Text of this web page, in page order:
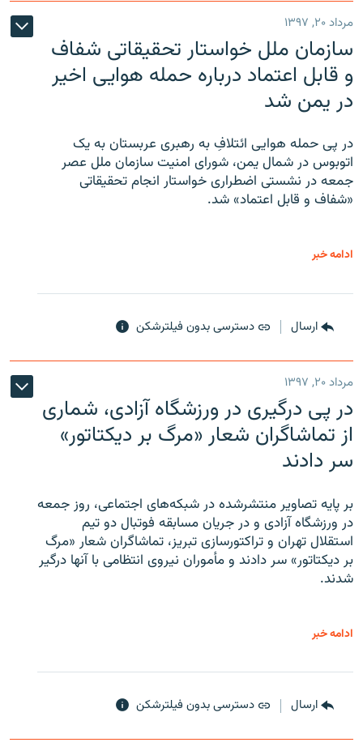
مرداد ۲۰, ۱۳۹۷
سازمان ملل خواستار تحقیقاتی شفاف
و قابل اعتماد درباره حمله هوایی اخیر
در یمن شد
در پی حمله هوایی ائتلافِ به رهبری عربستان به یک
اتوبوس در شمال یمن، شورای امنیت سازمان ملل عصر
جمعه در نشستی اضطراری خواستار انجام تحقیقاتی
«شفاف و قابل اعتماد» شد.
ادامه خبر
ارسال دسترسی بدون فیلترشکن
مرداد ۲۰, ۱۳۹۷
در پی درگیری در ورزشگاه آزادی، شماری
از تماشاگران شعار «مرگ بر دیکتاتور»
سر دادند
بر پایه تصاویر منتشرشده در شبکه‌های اجتماعی، روز جمعه
در ورزشگاه آزادی و در جریان مسابقه فوتبال دو تیم
استقلال تهران و تراکتورسازی تبریز، تماشاگران شعار «مرگ
بر دیکتاتور» سر دادند و مأموران نیروی انتظامی با آنها درگیر
شدند.
ادامه خبر
ارسال دسترسی بدون فیلترشکن